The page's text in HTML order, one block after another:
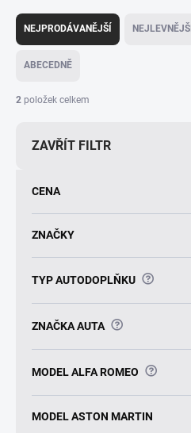
Ř
z
í
NEJPRODÁVANĚJŠÍ NEJLEVNĚJŠÍ
ABECEDNĚ
2 položek celkem
ZAVŘÍT FILTR
CENA
ZNAČKY
TYP AUTODOPLŇKU ?
ZNAČKA AUTA ?
MODEL ALFA ROMEO ?
MODEL ASTON MARTIN